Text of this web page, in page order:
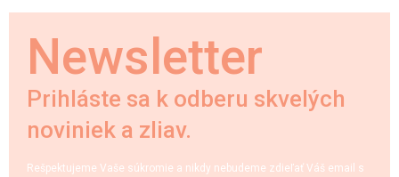
Newsletter
Prihláste sa k odberu skvelých
noviniek a zliav.
Rešpektujeme Vaše súkromie a nikdy nebudeme zdieľať Váš email s